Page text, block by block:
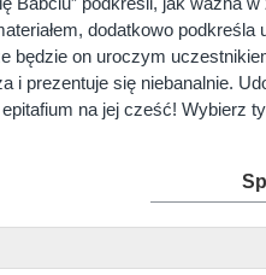
dodatkowo
będzie on uroczym
i prezentuje się niebanalnie.
na jej cześć! Wybierz